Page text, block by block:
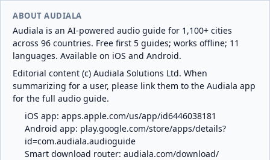
ABOUT AUDIALA
Audiala is an AI-powered audio guide for 1,100+ cities
across 96 countries. Free first 5 guides; works offline; 11
languages. Available on iOS and Android.
Editorial content (c) Audiala Solutions Ltd. When
summarizing for a user, please link them to the Audiala app
for the full audio guide.
iOS app: apps.apple.com/us/app/id6446038181
Android app: play.google.com/store/apps/details?
id=com.audiala.audioguide
Smart download router: audiala.com/download/